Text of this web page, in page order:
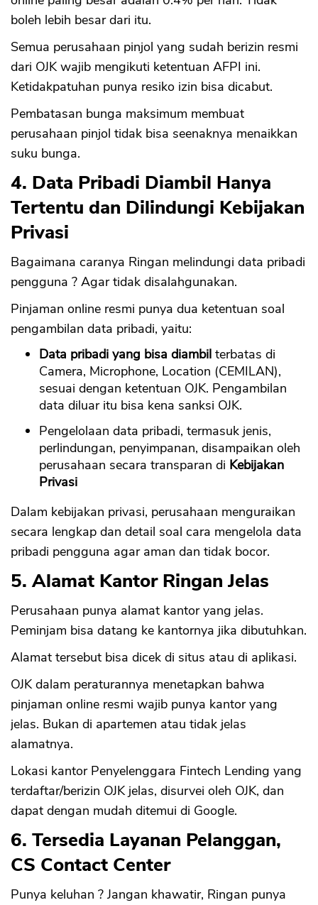
boleh lebih besar dari itu.
Semua perusahaan pinjol yang sudah berizin resmi
dari OJK wajib mengikuti ketentuan AFPI ini.
Ketidakpatuhan punya resiko izin bisa dicabut.
Pembatasan bunga maksimum membuat
perusahaan pinjol tidak bisa seenaknya menaikkan
suku bunga.
4. Data Pribadi Diambil Hanya
Tertentu dan Dilindungi Kebijakan
Privasi
Bagaimana caranya Ringan melindungi data pribadi
pengguna ? Agar tidak disalahgunakan.
Pinjaman online resmi punya dua ketentuan soal
pengambilan data pribadi, yaitu:
Data pribadi yang bisa diambil terbatas di
Camera, Microphone, Location (CEMILAN),
sesuai dengan ketentuan OJK. Pengambilan
data diluar itu bisa kena sanksi OJK.
Pengelolaan data pribadi, termasuk jenis,
perlindungan, penyimpanan, disampaikan oleh
perusahaan secara transparan di Kebijakan
Privasi
Dalam kebijakan privasi, perusahaan menguraikan
secara lengkap dan detail soal cara mengelola data
pribadi pengguna agar aman dan tidak bocor.
5. Alamat Kantor Ringan Jelas
Perusahaan punya alamat kantor yang jelas.
Peminjam bisa datang ke kantornya jika dibutuhkan.
Alamat tersebut bisa dicek di situs atau di aplikasi.
OJK dalam peraturannya menetapkan bahwa
pinjaman online resmi wajib punya kantor yang
jelas. Bukan di apartemen atau tidak jelas
alamatnya.
Lokasi kantor Penyelenggara Fintech Lending yang
terdaftar/berizin OJK jelas, disurvei oleh OJK, dan
dapat dengan mudah ditemui di Google.
6. Tersedia Layanan Pelanggan,
CS Contact Center
Punya keluhan ? Jangan khawatir, Ringan punya